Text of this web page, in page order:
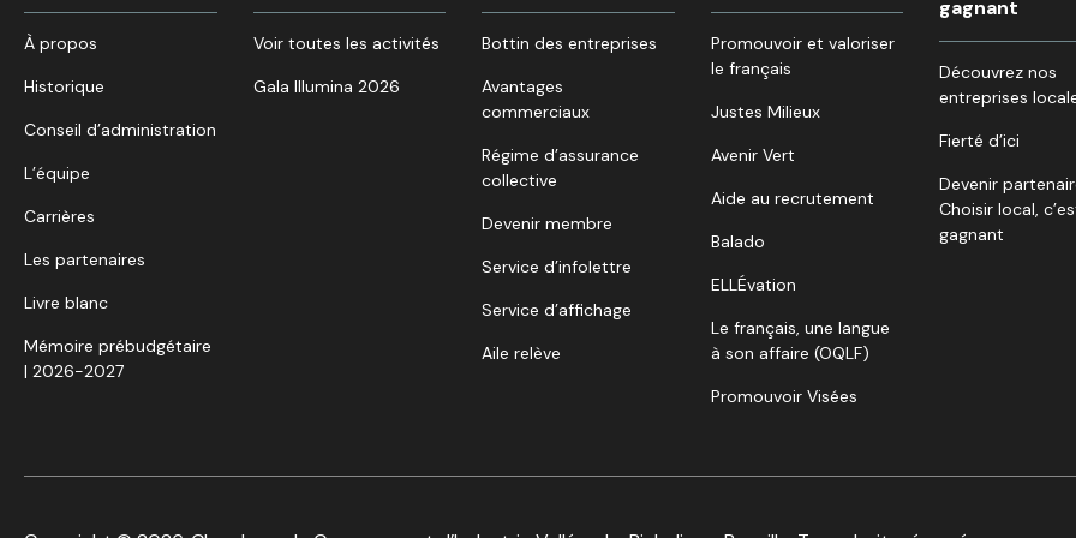
À propos
Historique
Conseil d’administration
L’équipe
Carrières
Les partenaires
Livre blanc
Mémoire prébudgétaire
| 2026-2027
Voir toutes les activités
Gala Illumina 2026
Bottin des entreprises
Avantages
commerciaux
Régime d’assurance
collective
Devenir membre
Service d’infolettre
Service d’affichage
Aile relève
Promouvoir et valoriser
le français
Justes Milieux
Avenir Vert
Aide au recrutement
Balado
ELLÉvation
Le français, une langue
à son affaire (OQLF)
Promouvoir Visées
gagnant
Découvrez nos
entreprises
Fierté d’ici
Devenir
Choisir local,
gagnant